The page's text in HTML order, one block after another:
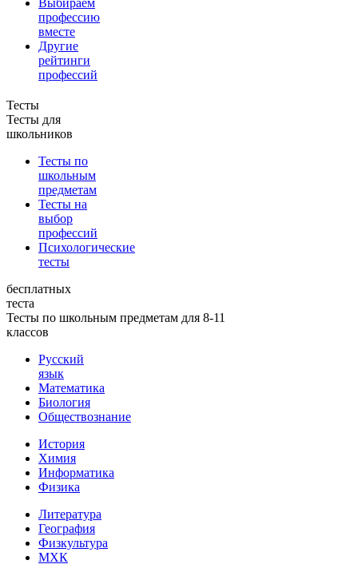
профессию
вместе
Другие
рейтинги
профессий
Тесты
Тесты для
школьников
Тесты по
школьным
предметам
Тесты на
выбор
профессий
Психологические
тесты
бесплатных
теста
Тесты по школьным предметам для 8-11
классов
Русский
язык
Математика
Биология
Обществознание
История
Химия
Информатика
Физика
Литература
География
Физкультура
МХК